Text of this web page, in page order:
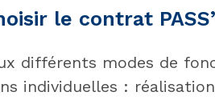
le contrat
différents modes de
individuelles :